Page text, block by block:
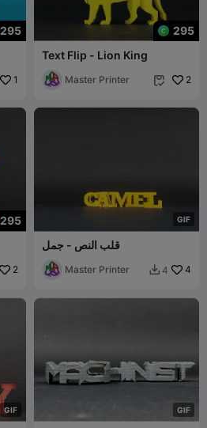
295
1
295
Text Flip - Lion King
Master Printer  2
295
2
GIF
قلب النص - جمل
Master Printer  4 4
GIF GIF